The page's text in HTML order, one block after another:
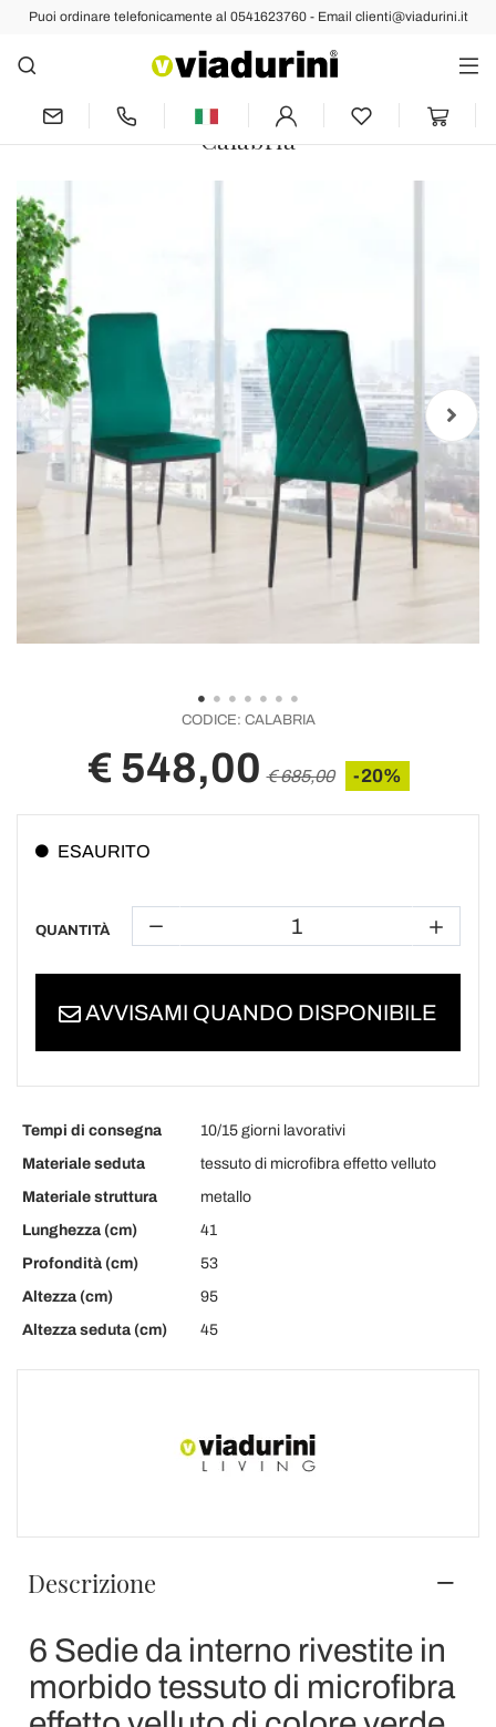
Puoi ordinare telefonicamente al 0541623760 - Email clienti@viadurini.it
Indietro Prec Succ
6 Sedie da Soggiorno in Tessuto di
Microfibra Effetto Velluto Verde -
Calabria
CODICE: CALABRIA
€ 548,00 € 685,00 -20%
ESAURITO
QUANTITÀ
AVVISAMI QUANDO DISPONIBILE
Tempi di consegna
10/15 giorni lavorativi
Materiale seduta
tessuto di microfibra effetto velluto
Materiale struttura
metallo
Lunghezza (cm)
41
Profondità (cm)
53
Altezza (cm)
95
Altezza seduta (cm)
45
Descrizione
6 Sedie da interno rivestite in
morbido tessuto di microfibra